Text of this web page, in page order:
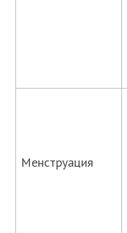
Менструация